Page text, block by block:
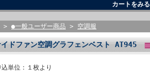
カートをみる
> ●一般ユーザー商品 > 空調服
ドファン空調グラフェンベスト AT945
単位：１枚より